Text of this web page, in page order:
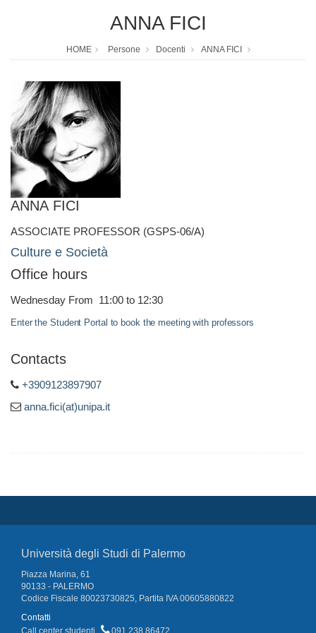
ANNA FICI
HOME Persone Docenti ANNA FICI
ANNA FICI
ASSOCIATE PROFESSOR (GSPS-06/A)
Culture e Società
Office hours
Wednesday From 11:00 to 12:30
Enter the Student Portal to book the meeting with professors
Contacts
+3909123897907
anna.fici(at)unipa.it
Università degli Studi di Palermo
Piazza Marina, 61
90133 - PALERMO
Codice Fiscale 80023730825, Partita IVA 00605880822
Contatti